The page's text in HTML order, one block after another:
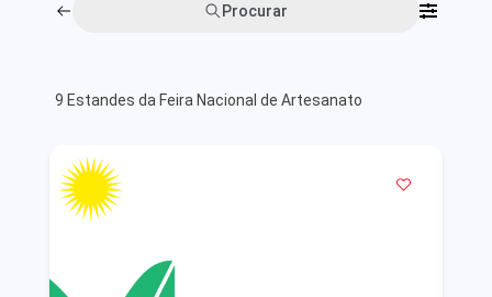
Procurar
9 Estandes da Feira Nacional de Artesanato